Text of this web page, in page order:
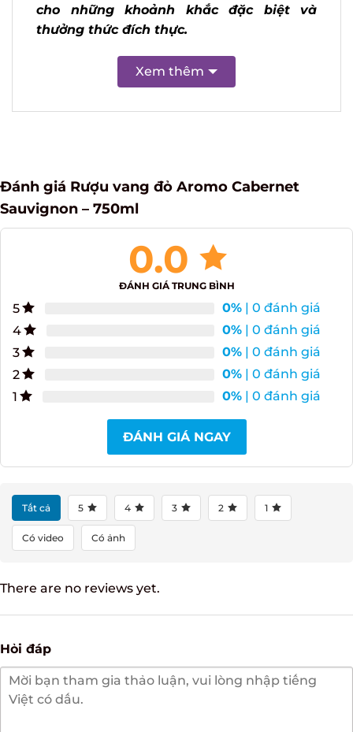
hợp hoàn hảo cho những khoảnh khắc
đặc biệt và thưởng thức đích thực.
Xem thêm
Đánh giá Rượu vang đỏ Aromo Cabernet
Sauvignon – 750ml
0.0
ĐÁNH GIÁ TRUNG BÌNH
5 0%| 0 đánh giá
4
0%| 0 đánh giá
3
0%| 0 đánh giá
2
0%| 0 đánh giá
1
0%| 0 đánh giá
ĐÁNH GIÁ NGAY
Tất cả 5 4 3 2 1
Có video Có ảnh
There are no reviews yet.
Hỏi đáp